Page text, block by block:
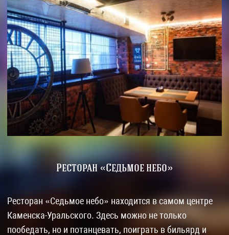
Ресторан «Седьмое небо»
Ресторан «Седьмое небо» находится в самом центре
Каменска-Уральского. Здесь можно не только
пообедать, но и потанцевать, поиграть в бильярд и